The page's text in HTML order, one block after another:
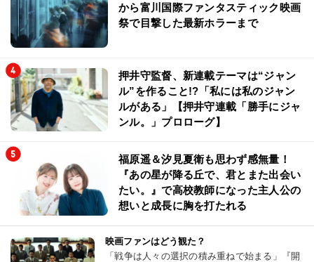
から富川国際ファンタスティック映画
祭で目撃した最新ホラーまで
押井守監督、新連載テーマは“ジャン
ル”を作ること!?「私には私のジャン
ルがある」【押井守連載「勝手にジャ
ンル。」プロローグ】
福原遥＆汐見夏衛も思わず感無量！
『あの星が降る丘で、君とまた出会い
たい。』で高校教師になった主人公の
想いと成長に胸を打たれる
映画ファンはどう観た？
「戦争は人々の選択の積み重ねで始まる」『開